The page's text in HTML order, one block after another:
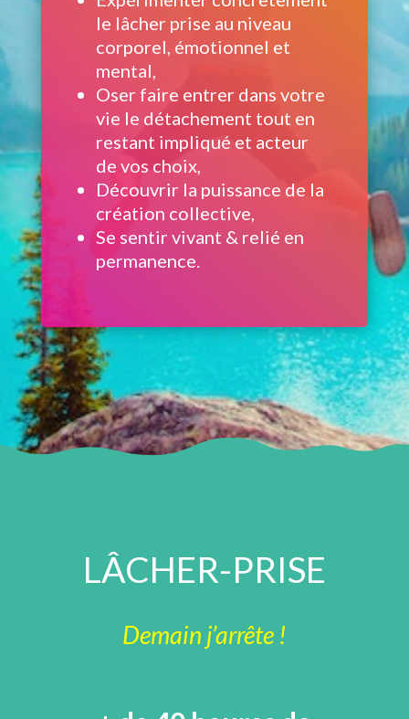
le lâcher prise au niveau
corporel, émotionnel et
mental,
Oser faire entrer dans votre
vie le détachement tout en
restant impliqué et acteur
de vos choix,
Découvrir la puissance de la
création collective,
Se sentir vivant & relié en
permanence.
LÂCHER-PRISE
Demain j’arrête !